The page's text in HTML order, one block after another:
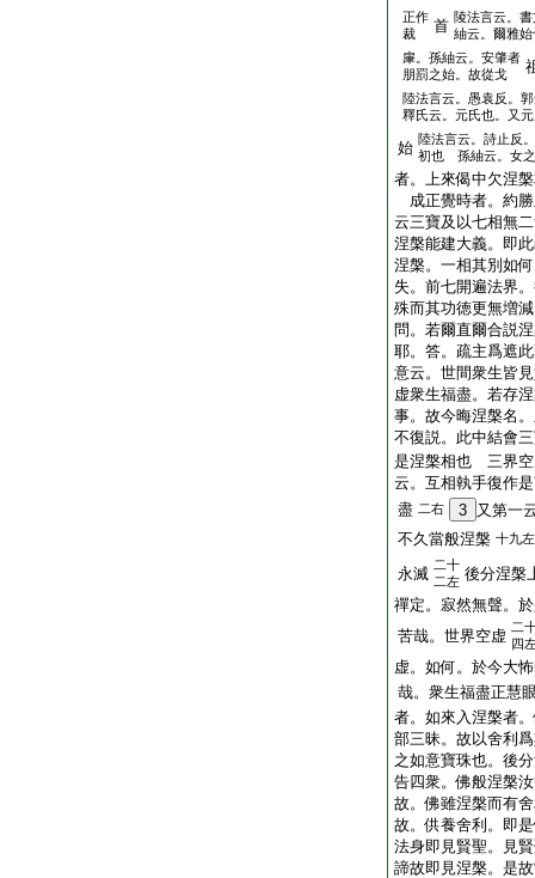
正作
裁
首 陵法言云。
紬云。爾雅始
肁。孫紬云。安肇者
朋罰之始。故從戈
陸法言云。愚袁反。
釋氏云。元氏也。又
始 陸法言云。詩止反
初也 孫紬云。女
者。上來偈中欠涅
成正覺時者。約
云三寶及以七相無
涅槃能建大義。即
涅槃。一相其別如
失。前七開遍法界
殊而其功徳更無増
問。若爾直爾合説
耶。答。疏主爲遮
意云。世間衆生皆
虚衆生福盡。若存
事。故今晦涅槃名
不復説。此中結會
是涅槃相也 三界空
云。互相執手復作
盡 二右 3 又第一
不久當般涅槃 十九左
永滅 二十
二左 後分涅槃
禪定。寂然無聲。
苦哉。世界空虚 二
四
虚。如何。於今大
哉。衆生福盡正慧
者。如來入涅槃者
部三昧。故以舍利
之如意寶珠也。後
告四衆。佛般涅槃
故。佛雖涅槃而有
故。供養舍利。即
法身即見賢聖。見
諦故即見涅槃。是